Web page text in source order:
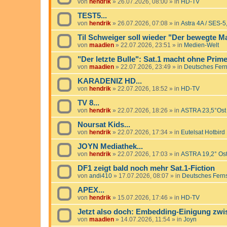
von hendrik » 26.07.2026, 08:00 » in HD-TV
TEST5...
von hendrik » 26.07.2026, 07:08 » in Astra 4A / SES-
Til Schweiger soll wieder "Der bewegte
von maadien » 22.07.2026, 23:51 » in Medien-Welt
"Der letzte Bulle": Sat.1 macht ohne
von maadien » 22.07.2026, 23:49 » in Deutsches
KARADENIZ HD...
von hendrik » 22.07.2026, 18:52 » in HD-TV
TV 8...
von hendrik » 22.07.2026, 18:26 » in ASTRA 23,5°Ost
Noursat Kids...
von hendrik » 22.07.2026, 17:34 » in Eutelsat Hotbird
JOYN Mediathek...
von hendrik » 22.07.2026, 17:03 » in ASTRA 19,2° Ost
DF1 zeigt bald noch mehr Sat.1-Fiction
von andi410 » 17.07.2026, 08:07 » in Deutsches
APEX...
von hendrik » 15.07.2026, 17:46 » in HD-TV
Jetzt also doch: Embedding-Einigung
von maadien » 14.07.2026, 11:54 » in Joyn